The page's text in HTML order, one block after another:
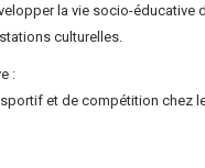
la vie socio-éducative
culturelles.
:
et de compétition chez